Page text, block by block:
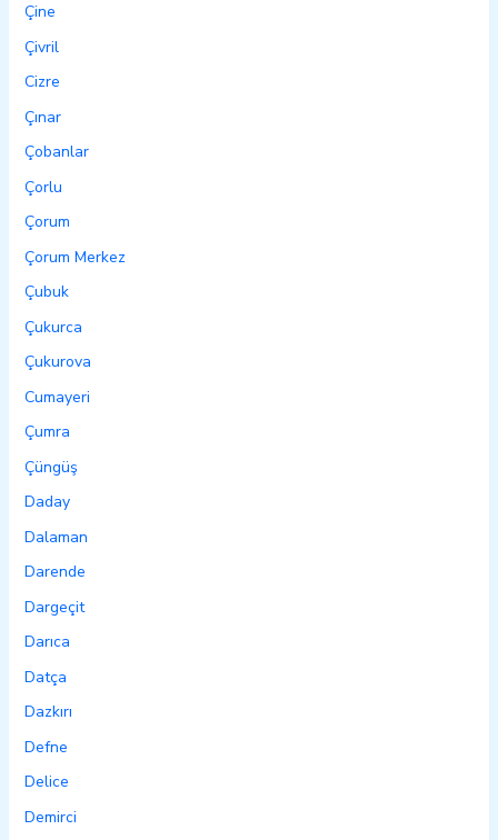
Çine
Çivril
Cizre
Çınar
Çobanlar
Çorlu
Çorum
Çorum Merkez
Çubuk
Çukurca
Çukurova
Cumayeri
Çumra
Çüngüş
Daday
Dalaman
Darende
Dargeçit
Darıca
Datça
Dazkırı
Defne
Delice
Demirci